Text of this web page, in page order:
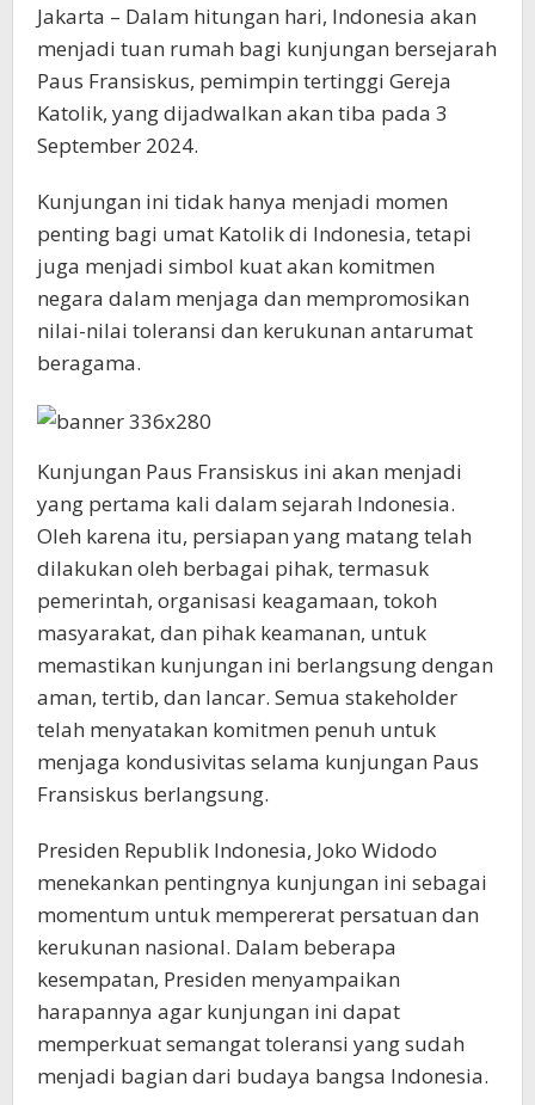
Jakarta – Dalam hitungan hari, Indonesia akan
menjadi tuan rumah bagi kunjungan bersejarah
Paus Fransiskus, pemimpin tertinggi Gereja
Katolik, yang dijadwalkan akan tiba pada 3
September 2024.
Kunjungan ini tidak hanya menjadi momen
penting bagi umat Katolik di Indonesia, tetapi
juga menjadi simbol kuat akan komitmen
negara dalam menjaga dan mempromosikan
nilai-nilai toleransi dan kerukunan antarumat
beragama.
Kunjungan Paus Fransiskus ini akan menjadi
yang pertama kali dalam sejarah Indonesia.
Oleh karena itu, persiapan yang matang telah
dilakukan oleh berbagai pihak, termasuk
pemerintah, organisasi keagamaan, tokoh
masyarakat, dan pihak keamanan, untuk
memastikan kunjungan ini berlangsung dengan
aman, tertib, dan lancar. Semua stakeholder
telah menyatakan komitmen penuh untuk
menjaga kondusivitas selama kunjungan Paus
Fransiskus berlangsung.
Presiden Republik Indonesia, Joko Widodo
menekankan pentingnya kunjungan ini sebagai
momentum untuk mempererat persatuan dan
kerukunan nasional. Dalam beberapa
kesempatan, Presiden menyampaikan
harapannya agar kunjungan ini dapat
memperkuat semangat toleransi yang sudah
menjadi bagian dari budaya bangsa Indonesia.